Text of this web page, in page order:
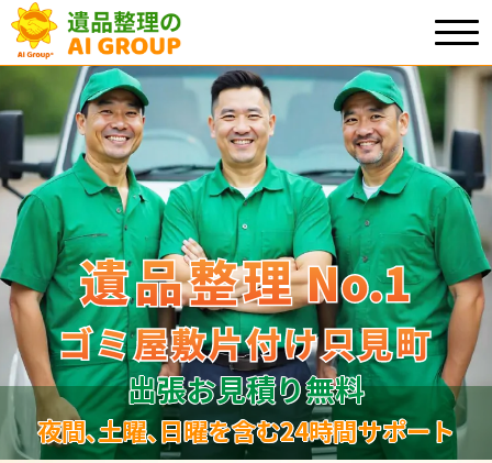
遺品整理No.1
ゴミ屋敷片付け只見町
遺品整理No.1
ゴミ屋敷片付け只見町
出張お見積り無料
夜間､土曜､日曜を含む24時間サポート